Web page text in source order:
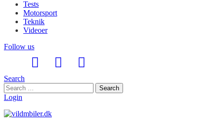
Tests
Motorsport
Teknik
Videoer
Follow us
Search
Search
for:
Search
Login